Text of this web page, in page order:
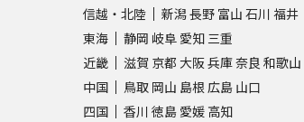
信越・北陸
新潟長野 富山 石川 福井
東海
静岡 岐阜 愛知 三重
近畿
滋賀 京都 大阪兵庫奈良 和歌山
中国
鳥取 岡山 島根 広島 山口
四国
香川 徳島 愛媛 高知